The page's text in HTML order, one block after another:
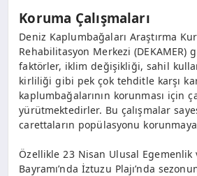
Koruma Çalışmaları
Deniz Kaplumbağaları Araştırma
Rehabilitasyon Merkezi (DEKAMER)
faktörler, iklim değişikliği, sahil
kirliliği gibi pek çok tehditle karşı
kaplumbağalarının korunması için
yürütmektedirler. Bu çalışmalar
carettaların popülasyonu
Özellikle 23 Nisan Ulusal Egemenlik
Bayramı’nda İztuzu Plajı’nda